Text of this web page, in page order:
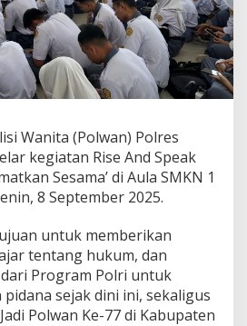
Wanita (Polwan) Polres
kegiatan Rise And Speak
Sesama’ di Aula SMKN 1
8 September 2025.
untuk memberikan
tentang hukum, dan
Program Polri untuk
sejak dini ini, sekaligus
Polwan Ke-77 di Kabupaten